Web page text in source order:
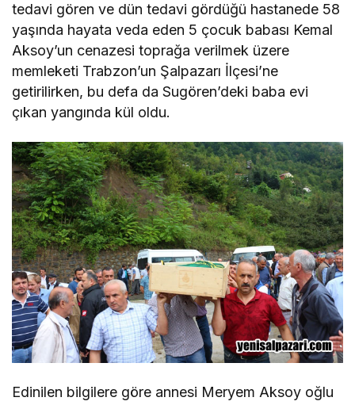
tedavi gören ve dün tedavi gördüğü hastanede 58
yaşında hayata veda eden 5 çocuk babası Kemal
Aksoy’un cenazesi toprağa verilmek üzere
memleketi Trabzon’un Şalpazarı İlçesi’ne
getirilirken, bu defa da Sugören’deki baba evi
çıkan yangında kül oldu.
Edinilen bilgilere göre annesi Meryem Aksoy oğlu